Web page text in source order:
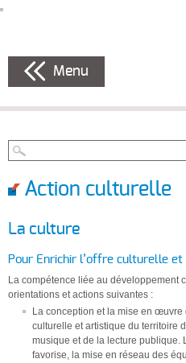
Menu
Action culturelle
La culture
Pour Enrichir l’offre culturelle
La compétence liée au développement
orientations et actions suivantes :
La conception et la mise en œuvre
culturelle et artistique du territoire
musique et de la lecture publique.
favorise, la mise en réseau des